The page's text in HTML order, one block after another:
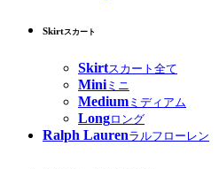
Skirtスカート
Skirtスカート全て
Miniミニ
Medium ミディアム
Longロング
Ralph Laurenラルフローレン